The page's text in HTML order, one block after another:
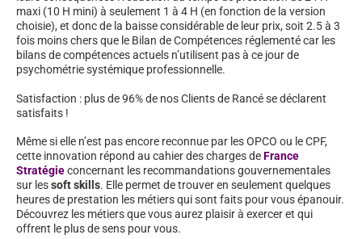
maxi (10 H mini) à seulement 1 à 4 H (en fonction de la version
choisie), et donc de la baisse considérable de leur prix, soit 2.5 à 3
fois moins chers que le Bilan de Compétences réglementé car les
bilans de compétences actuels n’utilisent pas à ce jour de
psychométrie systémique professionnelle.
Satisfaction : plus de 96% de nos Clients de Rancé se déclarent
satisfaits !
Même si elle n’est pas encore reconnue par les OPCO ou le CPF,
cette innovation répond au cahier des charges deFrance
Stratégieconcernant les recommandations gouvernementales
sur lessoft skills. Elle permet de trouver en seulement quelques
heures de prestation les métiers qui sont faits pour vous épanouir.
Découvrez les métiers que vous aurez plaisir à exercer et qui
offrent le plus de sens pour vous.